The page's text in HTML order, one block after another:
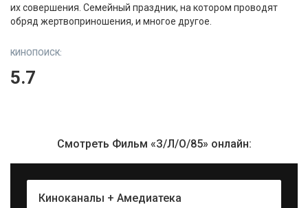
их совершения. Семейный праздник, на котором проводят
обряд жертвоприношения, и многое другое.
КИНОПОИСК:
5.7
Смотреть Фильм «З/Л/О/85» онлайн:
Киноканалы + Амедиатека